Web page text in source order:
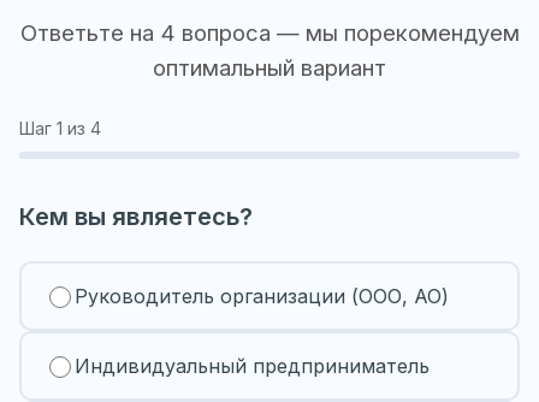
Ответьте на 4 вопроса — мы порекомендуем
оптимальный вариант
Шаг 1 из 4
Кем вы являетесь?
Руководитель организации (ООО, АО)
Индивидуальный предприниматель